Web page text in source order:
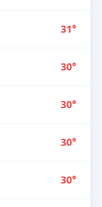
31°
30°
30°
30°
30°